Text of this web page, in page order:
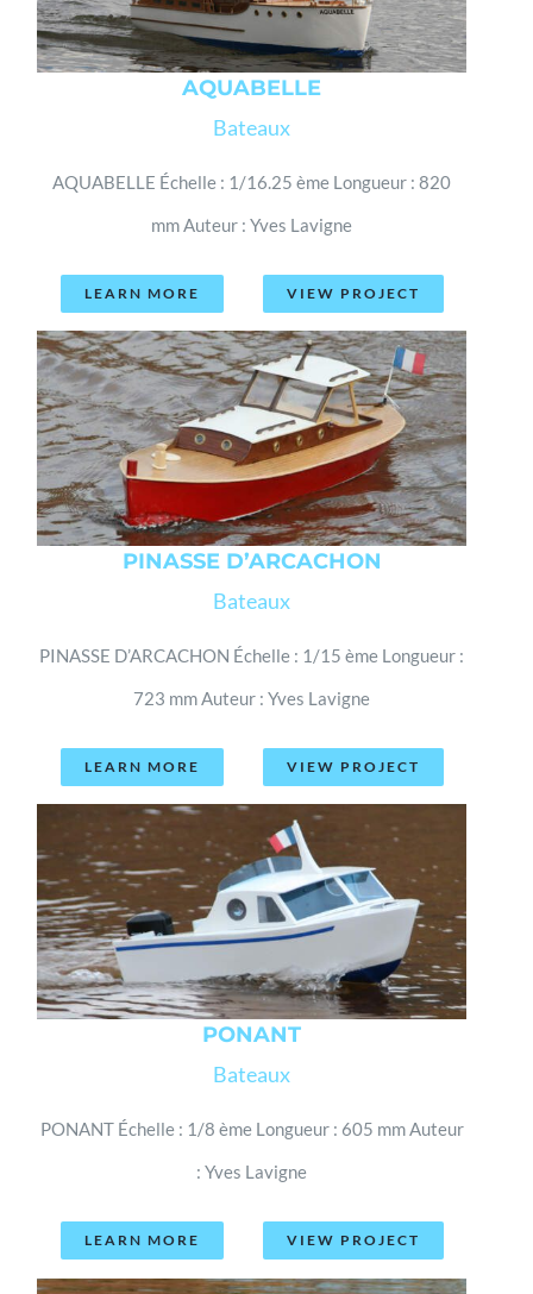
AQUABELLE
Bateaux
AQUABELLE Échelle : 1/16.25 ème Longueur : 820
mm Auteur : Yves Lavigne
LEARN MORE VIEW PROJECT
PINASSE D’ARCACHON
Bateaux
PINASSE D’ARCACHON Échelle : 1/15 ème Longueur :
723 mm Auteur : Yves Lavigne
LEARN MORE VIEW PROJECT
PONANT
Bateaux
PONANT Échelle : 1/8 ème Longueur : 605 mm Auteur
: Yves Lavigne
LEARN MORE VIEW PROJECT